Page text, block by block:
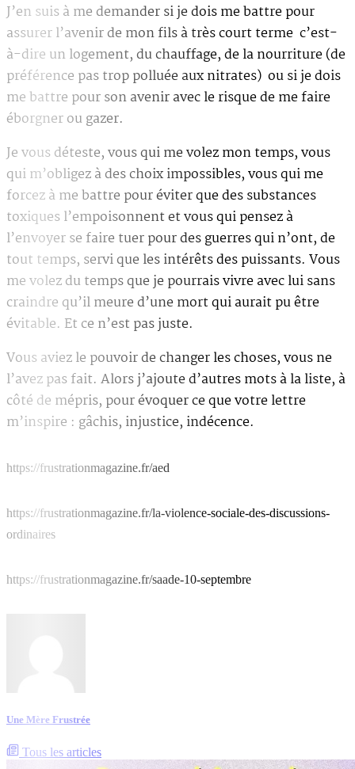
J’en suis à me demander si je dois me battre pour
assurer l’avenir de mon fils à très court terme c’est-
à-dire un logement, du chauffage, de la nourriture (de
préférence pas trop polluée aux nitrates) ou si je dois
me battre pour son avenir avec le risque de me faire
éborgner ou gazer.
Je vous déteste, vous qui me volez mon temps, vous
qui m’obligez à des choix impossibles, vous qui me
forcez à me battre pour éviter que des substances
toxiques l’empoisonnent et vous qui pensez à
l’envoyer se faire tuer pour des guerres qui n’ont, de
tout temps, servi que les intérêts des puissants. Vous
me volez du temps que je pourrais vivre avec lui sans
craindre qu’il meure d’une mort qui aurait pu être
évitable. Et ce n’est pas juste.
Vous aviez le pouvoir de changer les choses, vous ne
l’avez pas fait. Alors j’ajoute d’autres mots à la liste, à
côté de mépris, pour évoquer ce que votre lettre
m’inspire : gâchis, injustice, indécence.
https://frustrationmagazine.fr/aed
https://frustrationmagazine.fr/la-violence-sociale-des-discussions-
ordinaires
https://frustrationmagazine.fr/saade-10-septembre
Une Mère Frustrée
Tous les articles